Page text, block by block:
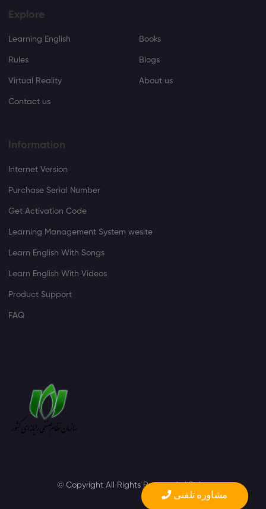
مشاوره تلفنی
Explore
Learning English Books
Rules Blogs
Virtual Reality About us
Contact us
Information
Internet Version
Purchase Serial Number
Get Activation Code
Learning Management System wesite
Learn English With Songs
Learn English With Videos
Product Support
FAQ
© Copyright All Rights Reserved.